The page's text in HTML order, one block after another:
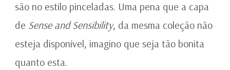
são no estilo pinceladas. Uma pena que a capa
de Sense and Sensibility, da mesma coleção não
esteja disponível, imagino que seja tão bonita
quanto esta.